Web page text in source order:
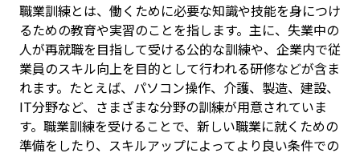
職業訓練とは、働くために必要な知識や技能を身につけ
るための教育や実習のことを指します。主に、失業中の
人が再就職を目指して受ける公的な訓練や、企業内で従
業員のスキル向上を目的として行われる研修などが含ま
れます。たとえば、パソコン操作、介護、製造、建設、
IT分野など、さまざまな分野の訓練が用意されていま
す。職業訓練を受けることで、新しい職業に就くための
準備をしたり、スキルアップによってより良い条件での